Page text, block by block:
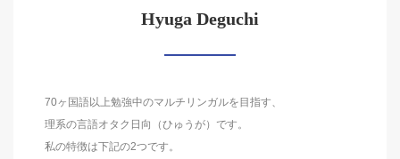
Hyuga Deguchi
70ヶ国語以上勉強中のマルチリンガルを目指す、
理系の言語オタク日向（ひゅうが）です。
私の特徴は下記の2つです。